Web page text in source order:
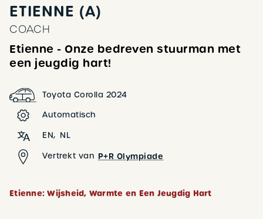
ETIENNE (A)
COACH
Etienne - Onze bedreven stuurman met
een jeugdig hart!
Toyota Corolla 2024
Automatisch
EN
NL
Vertrekt van P+R Olympiade
Etienne: Wijsheid, Warmte en Een Jeugdig Hart